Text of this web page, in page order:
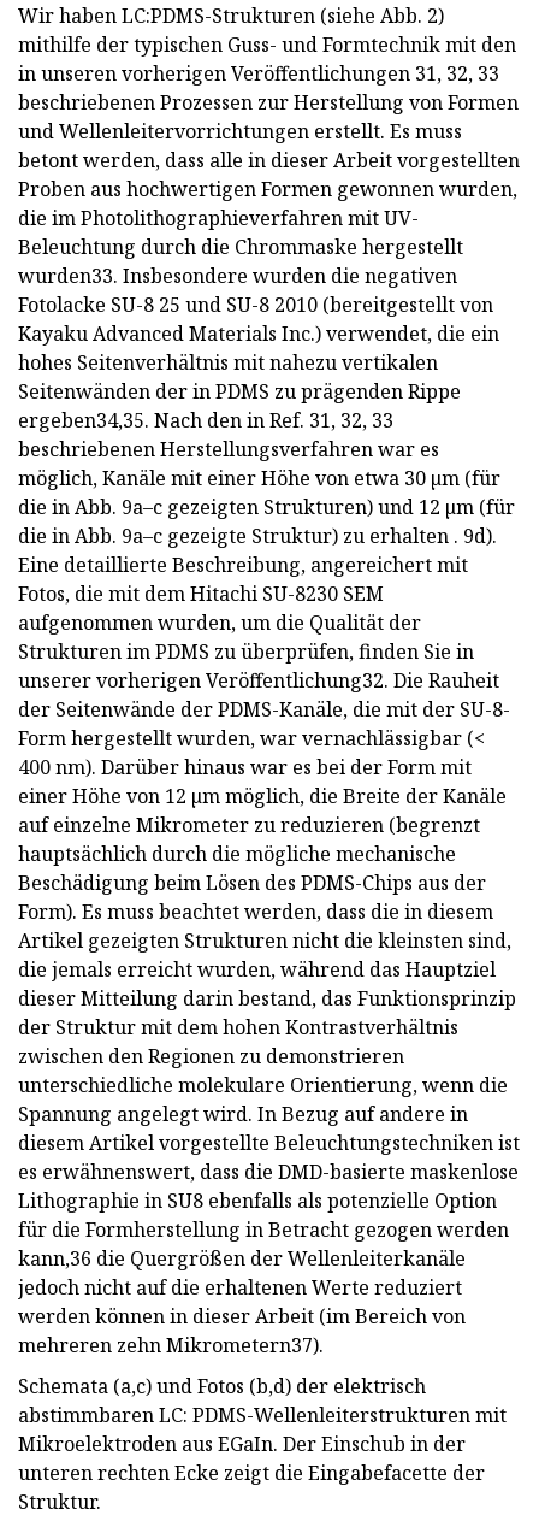
Wir haben LC:PDMS-Strukturen (siehe Abb. 2)
mithilfe der typischen Guss- und Formtechnik mit den
in unseren vorherigen Veröffentlichungen 31, 32, 33
beschriebenen Prozessen zur Herstellung von Formen
und Wellenleitervorrichtungen erstellt. Es muss
betont werden, dass alle in dieser Arbeit vorgestellten
Proben aus hochwertigen Formen gewonnen wurden,
die im Photolithographieverfahren mit UV-
Beleuchtung durch die Chrommaske hergestellt
wurden33. Insbesondere wurden die negativen
Fotolacke SU-8 25 und SU-8 2010 (bereitgestellt von
Kayaku Advanced Materials Inc.) verwendet, die ein
hohes Seitenverhältnis mit nahezu vertikalen
Seitenwänden der in PDMS zu prägenden Rippe
ergeben34,35. Nach den in Ref. 31, 32, 33
beschriebenen Herstellungsverfahren war es
möglich, Kanäle mit einer Höhe von etwa 30 µm (für
die in Abb. 9a–c gezeigten Strukturen) und 12 µm (für
die in Abb. 9a–c gezeigte Struktur) zu erhalten . 9d).
Eine detaillierte Beschreibung, angereichert mit
Fotos, die mit dem Hitachi SU-8230 SEM
aufgenommen wurden, um die Qualität der
Strukturen im PDMS zu überprüfen, finden Sie in
unserer vorherigen Veröffentlichung32. Die Rauheit
der Seitenwände der PDMS-Kanäle, die mit der SU-8-
Form hergestellt wurden, war vernachlässigbar (<
400 nm). Darüber hinaus war es bei der Form mit
einer Höhe von 12 µm möglich, die Breite der Kanäle
auf einzelne Mikrometer zu reduzieren (begrenzt
hauptsächlich durch die mögliche mechanische
Beschädigung beim Lösen des PDMS-Chips aus der
Form). Es muss beachtet werden, dass die in diesem
Artikel gezeigten Strukturen nicht die kleinsten sind,
die jemals erreicht wurden, während das Hauptziel
dieser Mitteilung darin bestand, das Funktionsprinzip
der Struktur mit dem hohen Kontrastverhältnis
zwischen den Regionen zu demonstrieren
unterschiedliche molekulare Orientierung, wenn die
Spannung angelegt wird. In Bezug auf andere in
diesem Artikel vorgestellte Beleuchtungstechniken ist
es erwähnenswert, dass die DMD-basierte maskenlose
Lithographie in SU8 ebenfalls als potenzielle Option
für die Formherstellung in Betracht gezogen werden
kann,36 die Quergrößen der Wellenleiterkanäle
jedoch nicht auf die erhaltenen Werte reduziert
werden können in dieser Arbeit (im Bereich von
mehreren zehn Mikrometern37).
Schemata (a,c) und Fotos (b,d) der elektrisch
abstimmbaren LC: PDMS-Wellenleiterstrukturen mit
Mikroelektroden aus EGaIn. Der Einschub in der
unteren rechten Ecke zeigt die Eingabefacette der
Struktur.